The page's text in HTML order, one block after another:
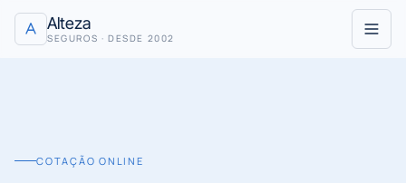
Pular para o conteúdo
Alteza
SEGUROS · DESDE 2002
COTAÇÃO ONLINE